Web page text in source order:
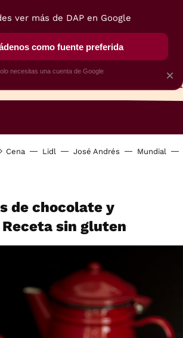
Cena Lidl José Andrés Mundial
de chocolate y
sin gluten
×
ver más de DAP en Google
como fuente preferida
necesitas una cuenta de Google